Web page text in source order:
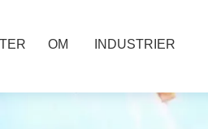
OM INDUSTRIER